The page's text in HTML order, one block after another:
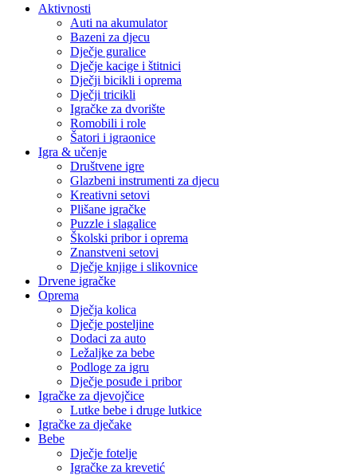
Aktivnosti
Auti na akumulator
Bazeni za djecu
Dječje guralice
Dječje kacige i štitnici
Dječji bicikli i oprema
Dječji tricikli
Igračke za dvorište
Romobili i role
Šatori i igraonice
Igra & učenje
Društvene igre
Glazbeni instrumenti za djecu
Kreativni setovi
Plišane igračke
Puzzle i slagalice
Školski pribor i oprema
Znanstveni setovi
Dječje knjige i slikovnice
Drvene igračke
Oprema
Dječja kolica
Dječje posteljine
Dodaci za auto
Ležaljke za bebe
Podloge za igru
Dječje posuđe i pribor
Igračke za djevojčice
Lutke bebe i druge lutkice
Igračke za dječake
Bebe
Dječje fotelje
Igračke za krevetić